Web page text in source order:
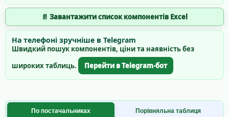
📄 Завантажити список компонентів Excel
На телефоні зручніше в Telegram
Швидкий пошук компонентів, ціни та наявність без
широких таблиць.
Перейти в Telegram-бот
По постачальниках Порівняльна таблиця